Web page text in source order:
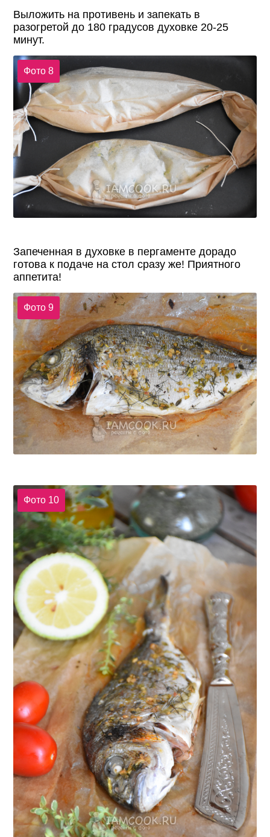
Выложить на противень и запекать в
разогретой до 180 градусов духовке 20-25
минут.
Фото 8
Запеченная в духовке в пергаменте дорадо
готова к подаче на стол сразу же! Приятного
аппетита!
Фото 9
Фото 10